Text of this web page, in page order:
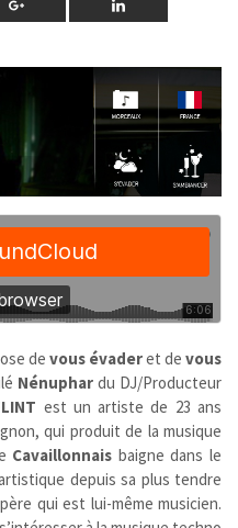
de vous évaderet de vous
Nénuphardu DJ/Producteur
est un artiste de 23 ans
qui produit de la musique
Cavaillonnais baigne dans le
depuis sa plus tendre
qui est lui-même musicien.